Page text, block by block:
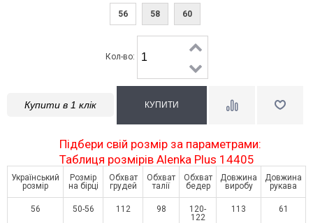
56
58 60
Кол-во:
Купити в 1 клік
Підбери свій розмір за параметрами:
Таблиця розмірів Alenka Plus 14405
Український
розмір
Розмір
на бірці
Обхват
грудей
Обхват
талії
Обхват
бедер
Довжина
виробу
Довжина
рукава
56 50-56 112 98
120-
122
113 61